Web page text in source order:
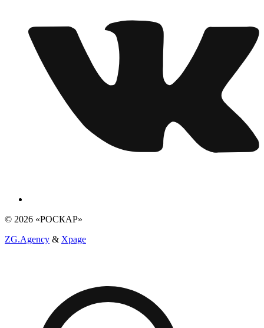
© 2026 «РОСКАР»
ZG.Agency & Xpage